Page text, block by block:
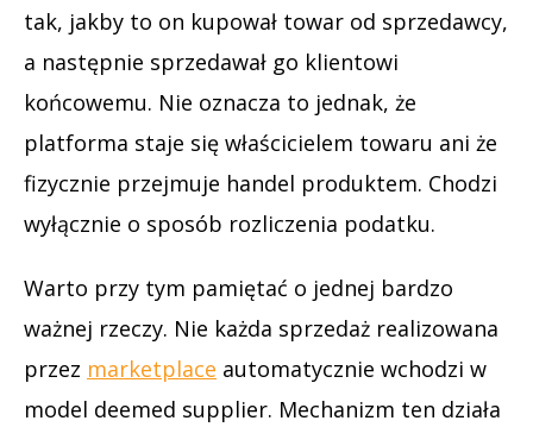
tak, jakby to on kupował towar od sprzedawcy,
a następnie sprzedawał go klientowi
końcowemu. Nie oznacza to jednak, że
platforma staje się właścicielem towaru ani że
fizycznie przejmuje handel produktem. Chodzi
wyłącznie o sposób rozliczenia podatku.
Warto przy tym pamiętać o jednej bardzo
ważnej rzeczy. Nie każda sprzedaż realizowana
przez marketplace automatycznie wchodzi w
model deemed supplier. Mechanizm ten działa